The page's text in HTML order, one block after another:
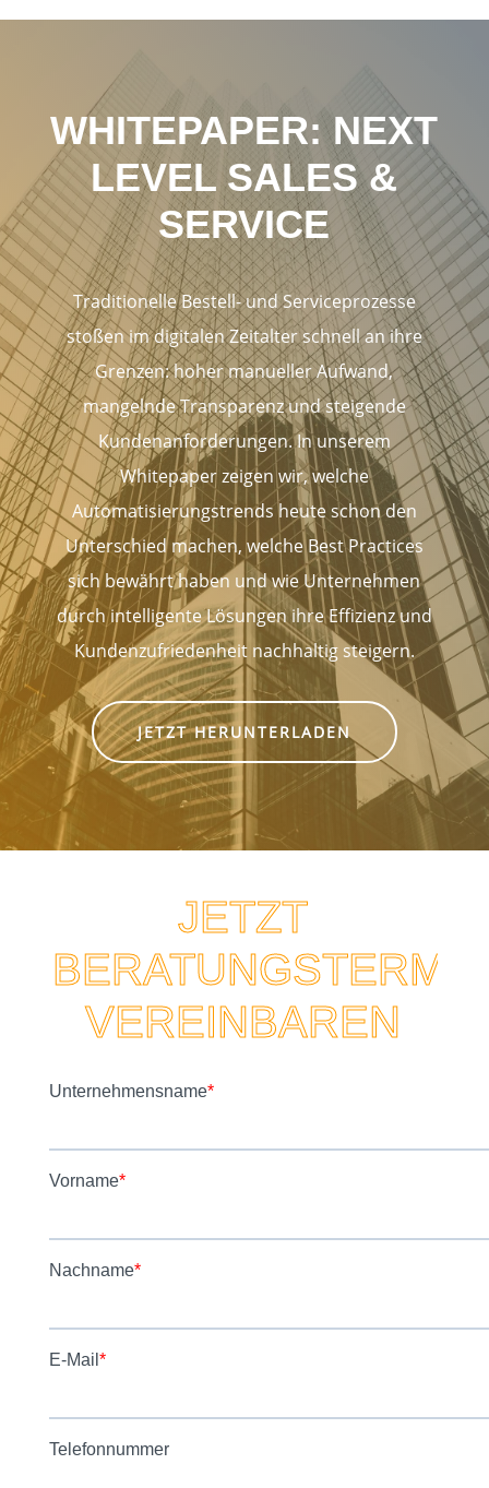
WHITEPAPER: NEXT
LEVEL SALES &
SERVICE
Traditionelle Bestell- und Serviceprozesse
stoßen im digitalen Zeitalter schnell an ihre
Grenzen: hoher manueller Aufwand,
mangelnde Transparenz und steigende
Kundenanforderungen. In unserem
Whitepaper zeigen wir, welche
Automatisierungstrends heute schon den
Unterschied machen, welche Best Practices
sich bewährt haben und wie Unternehmen
durch intelligente Lösungen ihre Effizienz und
Kundenzufriedenheit nachhaltig steigern.
JETZT HERUNTERLADEN
JETZT
BERATUNGSTERMIN
VEREINBAREN